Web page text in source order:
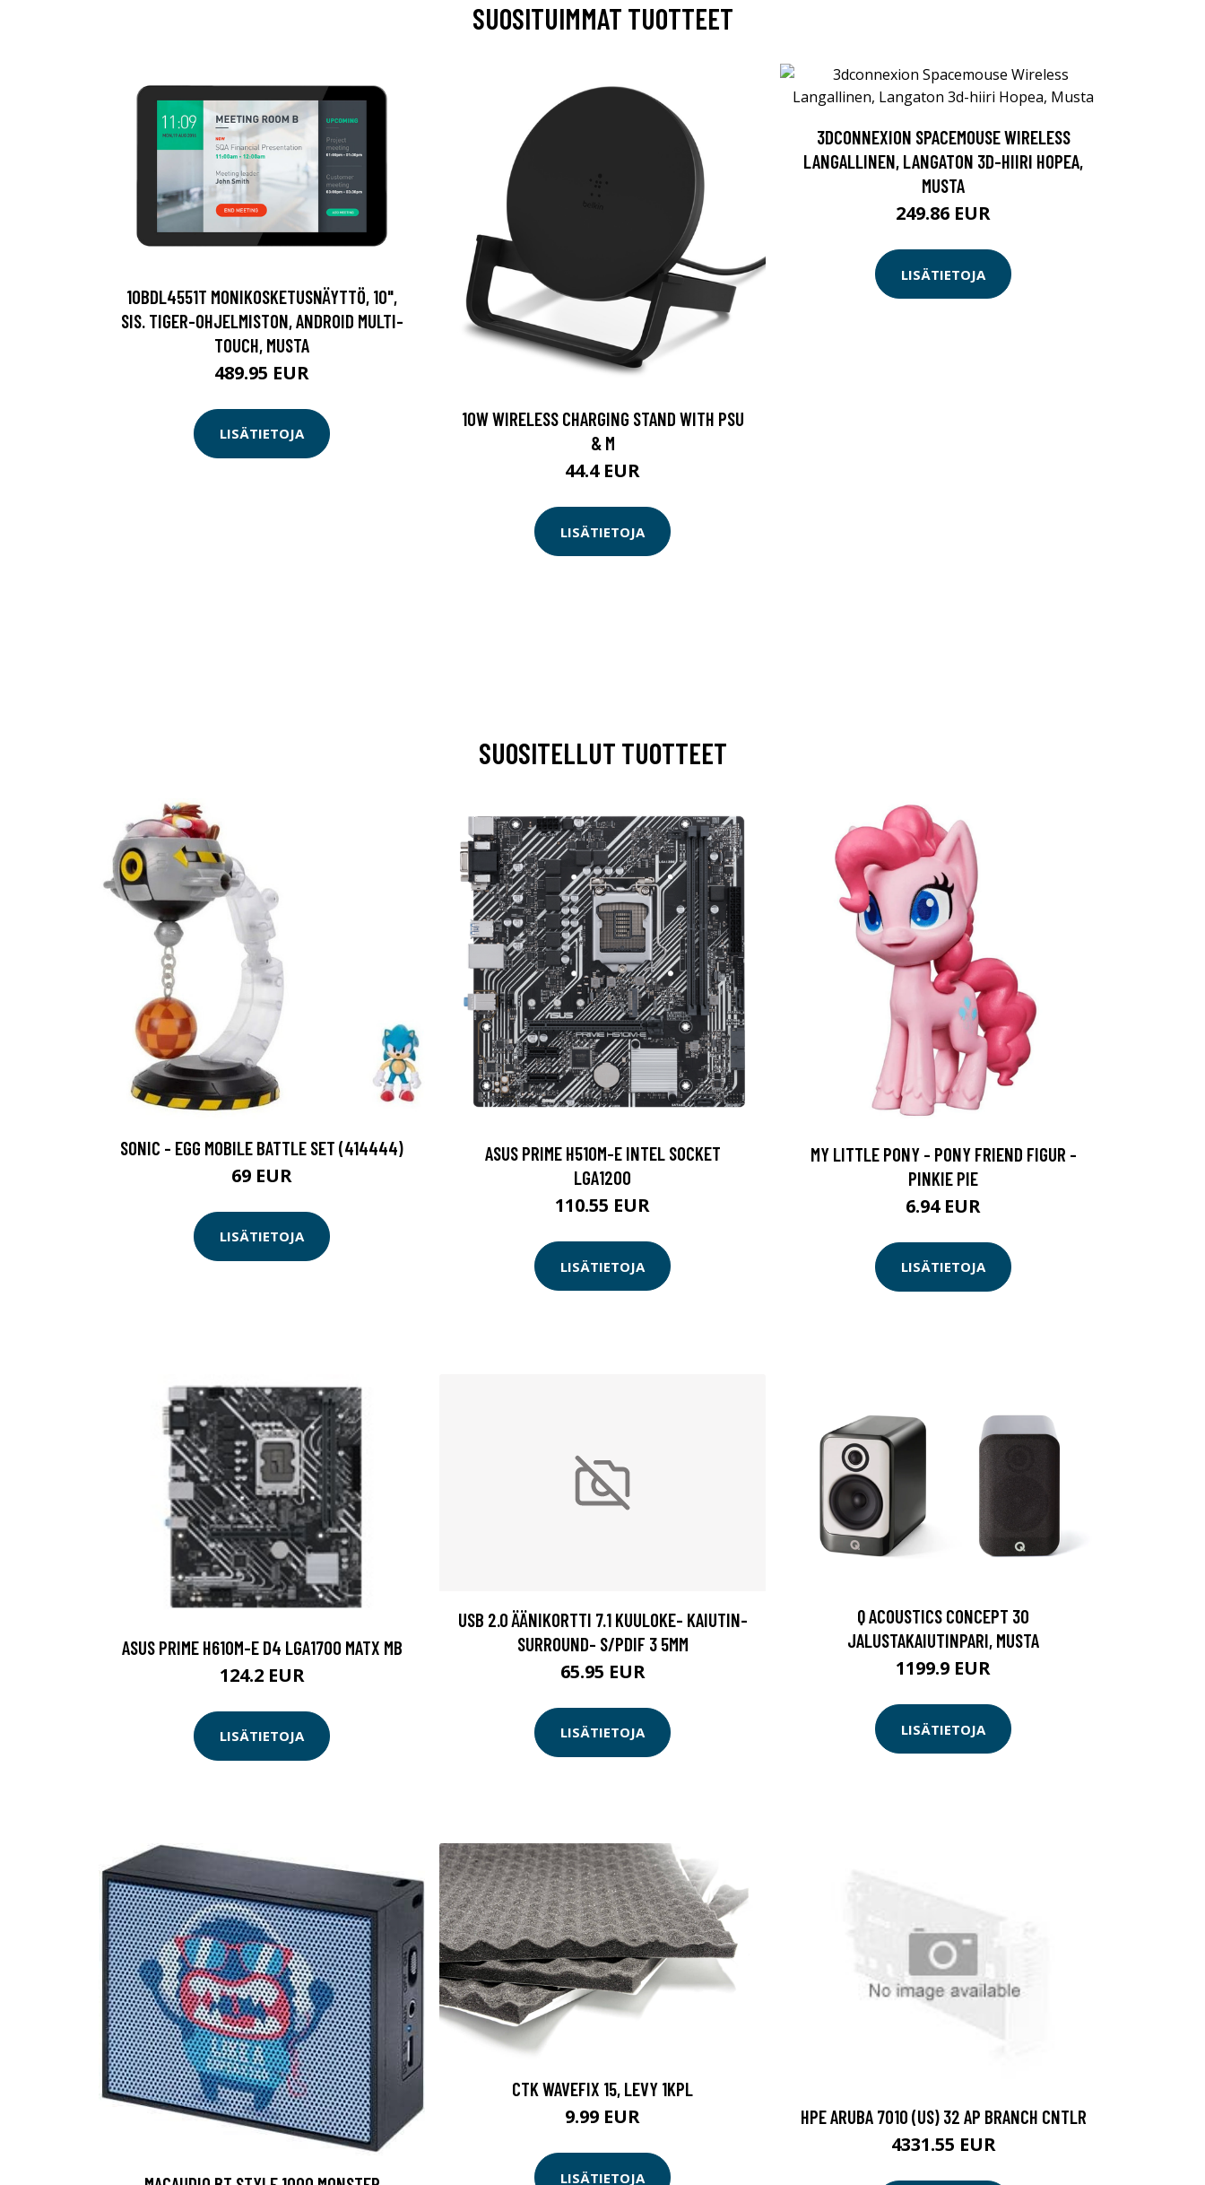
SUOSITUIMMAT TUOTTEET
10BDL4551T MONIKOSKETUSNÄYTTÖ, 10",
SIS. TIGER-OHJELMISTON, ANDROID MULTI-
TOUCH, MUSTA
489.95 EUR
LISÄTIETOJA
10W WIRELESS CHARGING STAND WITH PSU
& M
44.4 EUR
LISÄTIETOJA
3DCONNEXION SPACEMOUSE WIRELESS
LANGALLINEN, LANGATON 3D-HIIRI HOPEA,
MUSTA
249.86 EUR
LISÄTIETOJA
SUOSITELLUT TUOTTEET
SONIC - EGG MOBILE BATTLE SET (414444)
69 EUR
LISÄTIETOJA
ASUS PRIME H510M-E INTEL SOCKET
LGA1200
110.55 EUR
LISÄTIETOJA
MY LITTLE PONY - PONY FRIEND FIGUR -
PINKIE PIE
6.94 EUR
LISÄTIETOJA
ASUS PRIME H610M-E D4 LGA1700 MATX MB
124.2 EUR
LISÄTIETOJA
USB 2.0 ÄÄNIKORTTI 7.1 KUULOKE- KAIUTIN-
SURROUND- S/PDIF 3 5MM
65.95 EUR
LISÄTIETOJA
Q ACOUSTICS CONCEPT 30
JALUSTAKAIUTINPARI, MUSTA
1199.9 EUR
LISÄTIETOJA
CTK WAVEFIX 15, LEVY 1KPL
9.99 EUR
LISÄTIETOJA
HPE ARUBA 7010 (US) 32 AP BRANCH CNTLR
4331.55 EUR